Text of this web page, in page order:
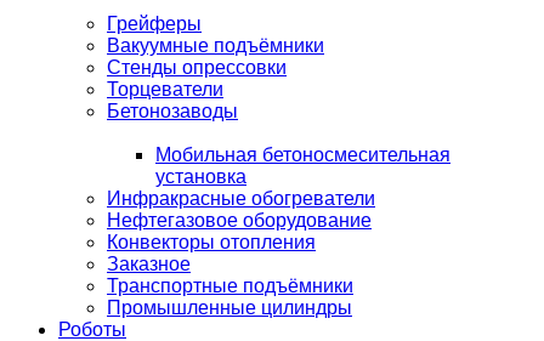
Грейферы
Вакуумные подъёмники
Стенды опрессовки
Торцеватели
Бетонозаводы
Мобильная бетоносмесительная
установка
Инфракрасные обогреватели
Нефтегазовое оборудование
Конвекторы отопления
Заказное
Транспортные подъёмники
Промышленные цилиндры
Роботы